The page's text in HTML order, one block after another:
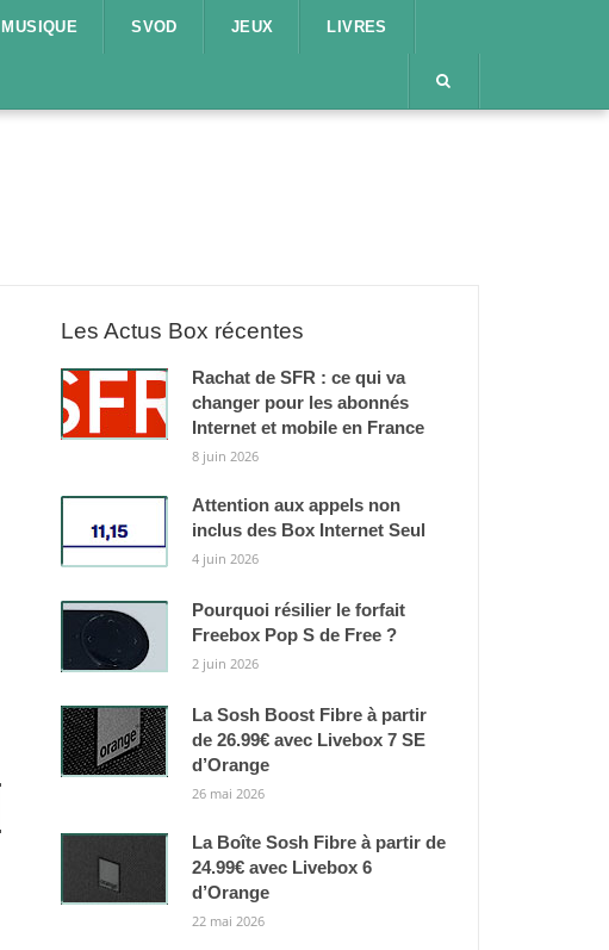
MUSIQUE SVOD JEUX LIVRES
Les Actus Box récentes
Rachat de SFR : ce qui va
changer pour les abonnés
Internet et mobile en France
8 juin 2026
Attention aux appels non
inclus des Box Internet Seul
4 juin 2026
Pourquoi résilier le forfait
Freebox Pop S de Free ?
2 juin 2026
La Sosh Boost Fibre à partir
de 26.99€ avec Livebox 7 SE
d’Orange
26 mai 2026
La Boîte Sosh Fibre à partir de
24.99€ avec Livebox 6
d’Orange
22 mai 2026